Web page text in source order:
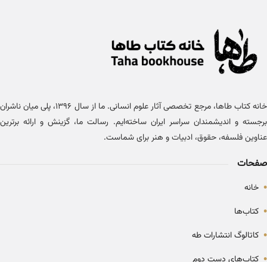
خانه کتاب طاها، مرجع تخصصی آثار علوم انسانی. ما از سال ۱۳۹۶، پلی میان ناشران
برجسته و اندیشمندان سراسر ایران ساخته‌ایم. رسالت ما، گزینش و ارائه برترین
عناوین فلسفه، حقوق، ادبیات و هنر برای شماست.
صفحات
• خانه
• کتاب‌ها
• کاتالوگ انتشارات طه